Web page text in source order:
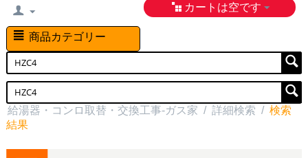
カートは空です
商品カテゴリー
給湯器・コンロ取替・交換工事-ガス家 / 詳細検索 / 検索
結果